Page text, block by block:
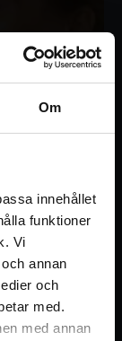
Om
innehållet
funktioner
Vi
annan
och
med.
med annan